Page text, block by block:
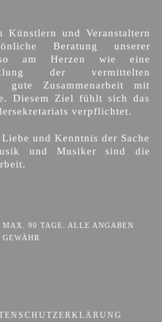
Künstlern und Veranstaltern
Beratung unserer
am Herzen wie eine
der vermittelten
gute Zusammenarbeit mit
Diesem Ziel fühlt sich das
verpflichtet.
und Kenntnis der Sache
und Musiker sind die
MAX. 90 TAGE. ALLE ANGABEN